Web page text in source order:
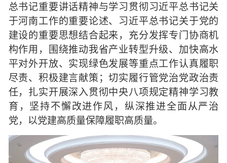
总书记重要讲话精神与学习贯彻习近平总书记关
于河南工作的重要论述、习近平总书记关于党的
建设的重要思想结合起来，充分发挥专门协商机
构作用，围绕推动我省产业转型升级、加快高水
平对外开放、实现绿色发展等重点工作认真履职
尽责、积极建言献策；切实履行管党治党政治责
任，扎实开展深入贯彻中央八项规定精神学习教
育，坚持不懈改进作风，纵深推进全面从严治
党，以党建高质量保障履职高质量。